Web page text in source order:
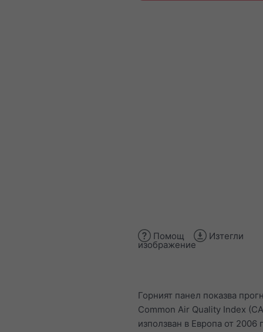
Помощ Изтегли
изображение
Горният панел показва
Common Air Quality Index
използван в Европа от 2006